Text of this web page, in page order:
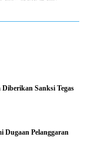
Diberikan Sanksi Tegas
Dugaan Pelanggaran